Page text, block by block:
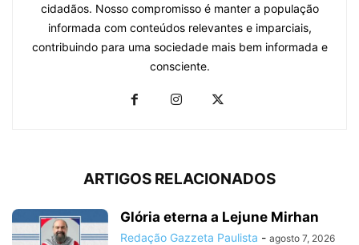
cidadãos. Nosso compromisso é manter a população
informada com conteúdos relevantes e imparciais,
contribuindo para uma sociedade mais bem informada e
consciente.
ARTIGOS RELACIONADOS
Glória eterna a Lejune Mirhan
Redação Gazzeta Paulista - agosto 7, 2026